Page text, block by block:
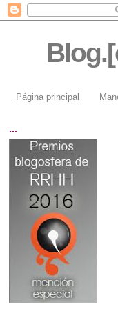
Página principal
...